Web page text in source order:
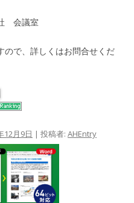
会議室
ので、詳しくはお問合せくだ
12月9日 | 投稿者: AHEntry